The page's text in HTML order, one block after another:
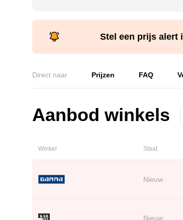
Stel een prijs alert
Direct naar Prijzen FAQ
Aanbod winkels
Winkel Staat
Nieuw
Nieuw